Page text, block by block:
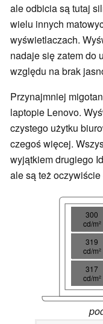
ale odbicia są tutaj
wielu innych
wyświetlaczach.
nadaje się zatem do
względu na brak
Przynajmniej
laptopie Lenovo.
czystego użytku
czegoś więcej.
wyjątkiem drugiego
ale są też oczywiście
300
cd/m²
319
cd/m²
317
cd/m²